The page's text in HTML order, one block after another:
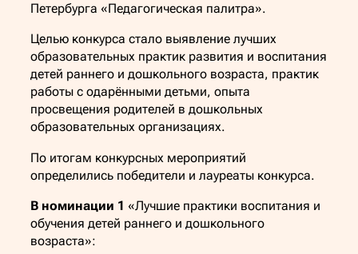
Петербурга «Педагогическая палитра».
Целью конкурса стало выявление лучших
образовательных практик развития и воспитания
детей раннего и дошкольного возраста, практик
работы с одарёнными детьми, опыта
просвещения родителей в дошкольных
образовательных организациях.
По итогам конкурсных мероприятий
определились победители и лауреаты конкурса.
В номинации 1 «Лучшие практики воспитания и
обучения детей раннего и дошкольного
возраста»: